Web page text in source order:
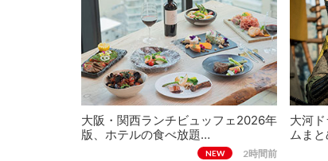
大阪・関西ランチビュッフェ2026年
版、ホテルの食べ放題…
NEW 2時間前
大河
ムまと